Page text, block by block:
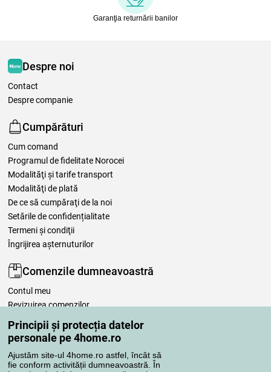
Principii și protecția datelor
personale pe 4home.ro
Ajustăm site-ul 4home.ro astfel, încât să
fie conform activității dumneavoastră. În
Garanţia returnării banilor
Despre noi
Contact
Despre companie
Cumpărături
Cum comand
Programul de fidelitate Norocei
Modalităţi şi tarife transport
Modalităţi de plată
De ce să cumpăraţi de la noi
Setările de confidențialitate
Termeni şi condiţii
Îngrijirea așternuturilor
Comenzile dumneavoastră
Contul meu
Revizuirea comenzilor
Reclamaţii
Retragere de la contract
Regulile de procesare a recenziilor